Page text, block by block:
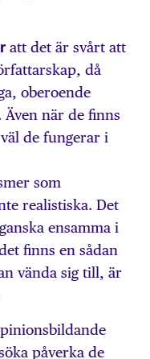
att det är svårt att
då
oberoende
när de finns
de fungerar i
som
realistiska. Det
ensamma i
finns en sådan
vända sig till, är
påverka de